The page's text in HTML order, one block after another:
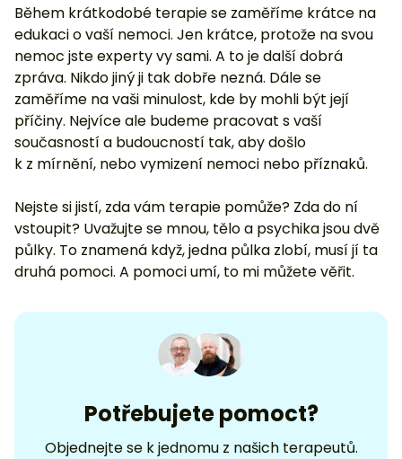
Během krátkodobé terapie se zaměříme krátce na
edukaci o vaší nemoci. Jen krátce, protože na svou
nemoc jste experty vy sami. A to je další dobrá
zpráva. Nikdo jiný ji tak dobře nezná. Dále se
zaměříme na vaši minulost, kde by mohli být její
příčiny. Nejvíce ale budeme pracovat s vaší
současností a budoucností tak, aby došlo
k z mírnění, nebo vymizení nemoci nebo příznaků.
Nejste si jistí, zda vám terapie pomůže? Zda do ní
vstoupit? Uvažujte se mnou, tělo a psychika jsou dvě
půlky. To znamená když, jedna půlka zlobí, musí jí ta
druhá pomoci. A pomoci umí, to mi můžete věřit.
Potřebujete pomoct?
Objednejte se k jednomu z našich terapeutů.